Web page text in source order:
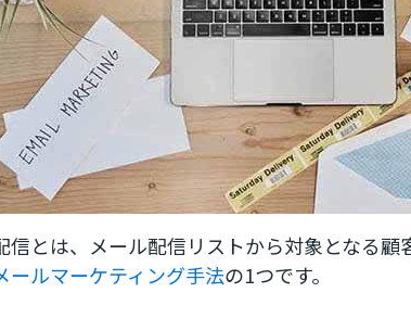
信とは、メール配信リストから対象となる顧
ールマーケティング手法の1つです。